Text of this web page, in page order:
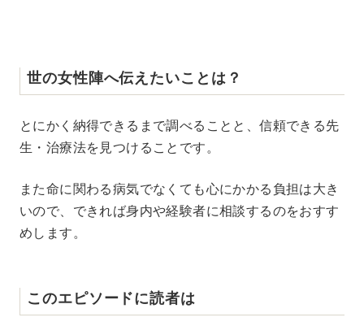
世の女性陣へ伝えたいことは？
とにかく納得できるまで調べることと、信頼できる先
生・治療法を見つけることです。
また命に関わる病気でなくても心にかかる負担は大き
いので、できれば身内や経験者に相談するのをおすす
めします。
このエピソードに読者は